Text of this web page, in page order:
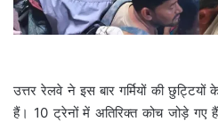
उत्तर रेलवे ने इस बार गर्मियों की
हैं। 10 ट्रेनों में अतिरिक्त कोच जोड़े